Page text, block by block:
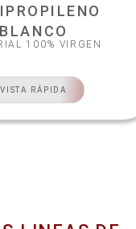
BLANCO
100% VIRGEN
VISTA RÁPIDA